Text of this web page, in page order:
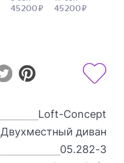
Loft-Concept
Двухместный диван
05.282-3